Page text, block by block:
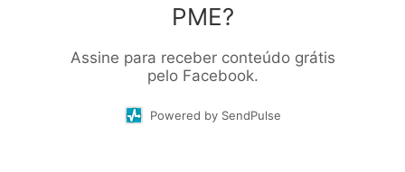
PME?
Assine para receber conteúdo grátis
pelo Facebook.
Powered by SendPulse